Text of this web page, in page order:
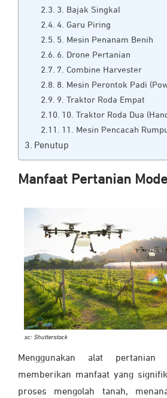
3. Bajak Singkal
4. Garu Piring
5. Mesin Penanam Benih
6. Drone Pertanian
7. Combine Harvester
8. Mesin Perontok Padi
9. Traktor Roda Empat
10. Traktor Roda Dua
11. Mesin Pencacah
Penutup
Manfaat Pertanian
sc: Shutterstock
Menggunakan alat pertanian
memberikan manfaat yang
proses mengolah tanah,